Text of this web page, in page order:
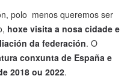
polo menos queremos ser
hoxe visita a nosa cidade e
da federación. O
conxunta de España e
2018 ou 2022.